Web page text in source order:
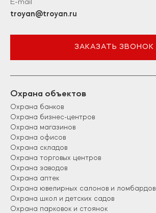
E-mail
troyan@troyan.ru
ЗАКАЗАТЬ ЗВОНОК
Охрана объектов
Охрана банков
Охрана бизнес-центров
Охрана магазинов
Охрана офисов
Охрана складов
Охрана торговых центров
Охрана заводов
Охрана аптек
Охрана ювелирных салонов и ломбардов
Охрана школ и детских садов
Охрана парковок и стоянок